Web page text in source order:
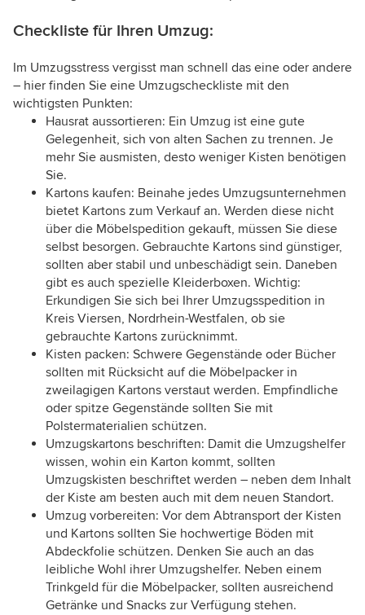
Checkliste für Ihren Umzug:
Im Umzugsstress vergisst man schnell das eine oder andere
– hier finden Sie eine Umzugscheckliste mit den
wichtigsten Punkten:
Hausrat aussortieren: Ein Umzug ist eine gute
Gelegenheit, sich von alten Sachen zu trennen. Je
mehr Sie ausmisten, desto weniger Kisten benötigen
Sie.
Kartons kaufen: Beinahe jedes Umzugsunternehmen
bietet Kartons zum Verkauf an. Werden diese nicht
über die Möbelspedition gekauft, müssen Sie diese
selbst besorgen. Gebrauchte Kartons sind günstiger,
sollten aber stabil und unbeschädigt sein. Daneben
gibt es auch spezielle Kleiderboxen. Wichtig:
Erkundigen Sie sich bei Ihrer Umzugsspedition in
Kreis Viersen, Nordrhein-Westfalen, ob sie
gebrauchte Kartons zurücknimmt.
Kisten packen: Schwere Gegenstände oder Bücher
sollten mit Rücksicht auf die Möbelpacker in
zweilagigen Kartons verstaut werden. Empfindliche
oder spitze Gegenstände sollten Sie mit
Polstermaterialien schützen.
Umzugskartons beschriften: Damit die Umzugshelfer
wissen, wohin ein Karton kommt, sollten
Umzugskisten beschriftet werden – neben dem Inhalt
der Kiste am besten auch mit dem neuen Standort.
Umzug vorbereiten: Vor dem Abtransport der Kisten
und Kartons sollten Sie hochwertige Böden mit
Abdeckfolie schützen. Denken Sie auch an das
leibliche Wohl ihrer Umzugshelfer. Neben einem
Trinkgeld für die Möbelpacker, sollten ausreichend
Getränke und Snacks zur Verfügung stehen.